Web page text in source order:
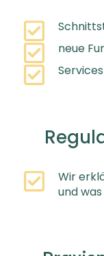
neue
Services
Wir
und